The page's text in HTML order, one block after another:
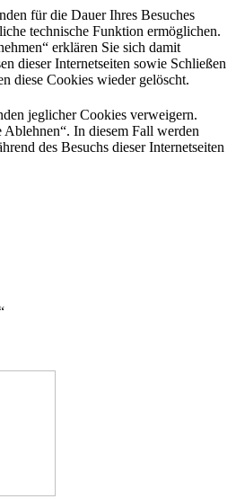
für die Dauer Ihres Besuches
technische Funktion ermöglichen.
erklären Sie sich damit
dieser Internetseiten sowie Schließen
diese Cookies wieder gelöscht.
jeglicher Cookies verweigern.
In diesem Fall werden
des Besuchs dieser Internetseiten